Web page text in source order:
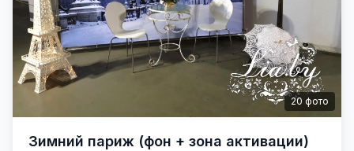
20 фото
Зимний париж (фон + зона активации)